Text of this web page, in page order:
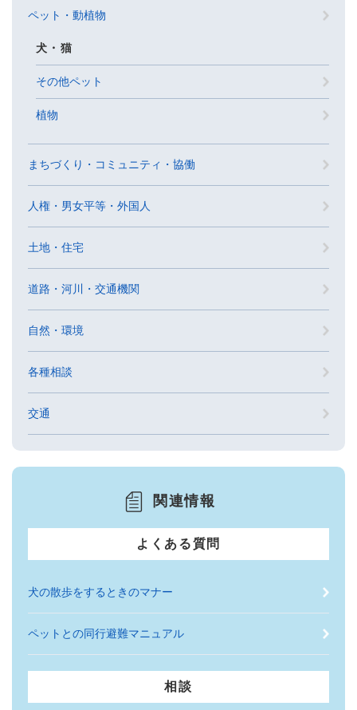
ペット・動植物
犬・猫
その他ペット
植物
まちづくり・コミュニティ・協働
人権・男女平等・外国人
土地・住宅
道路・河川・交通機関
自然・環境
各種相談
交通
関連情報
よくある質問
犬の散歩をするときのマナー
ペットとの同行避難マニュアル
相談